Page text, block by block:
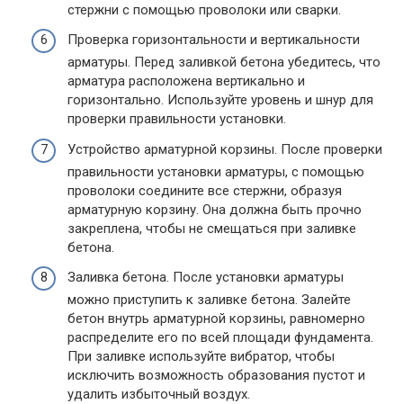
стержни с помощью проволоки или сварки.
Проверка горизонтальности и вертикальности
арматуры. Перед заливкой бетона убедитесь, что
арматура расположена вертикально и
горизонтально. Используйте уровень и шнур для
проверки правильности установки.
Устройство арматурной корзины. После проверки
правильности установки арматуры, с помощью
проволоки соедините все стержни, образуя
арматурную корзину. Она должна быть прочно
закреплена, чтобы не смещаться при заливке
бетона.
Заливка бетона. После установки арматуры
можно приступить к заливке бетона. Залейте
бетон внутрь арматурной корзины, равномерно
распределите его по всей площади фундамента.
При заливке используйте вибратор, чтобы
исключить возможность образования пустот и
удалить избыточный воздух.